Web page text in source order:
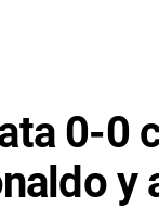
0-0
y